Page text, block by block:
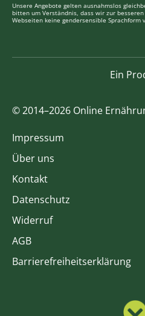
Unsere Angebote gelten ausnahmslos
bitten um Verständnis, dass wir zur
Webseiten keine gendersensible Sprachform
Ein
© 2014–2026 Online
Impressum
Über uns
Kontakt
Datenschutz
Widerruf
AGB
Barrierefreiheitserklärung